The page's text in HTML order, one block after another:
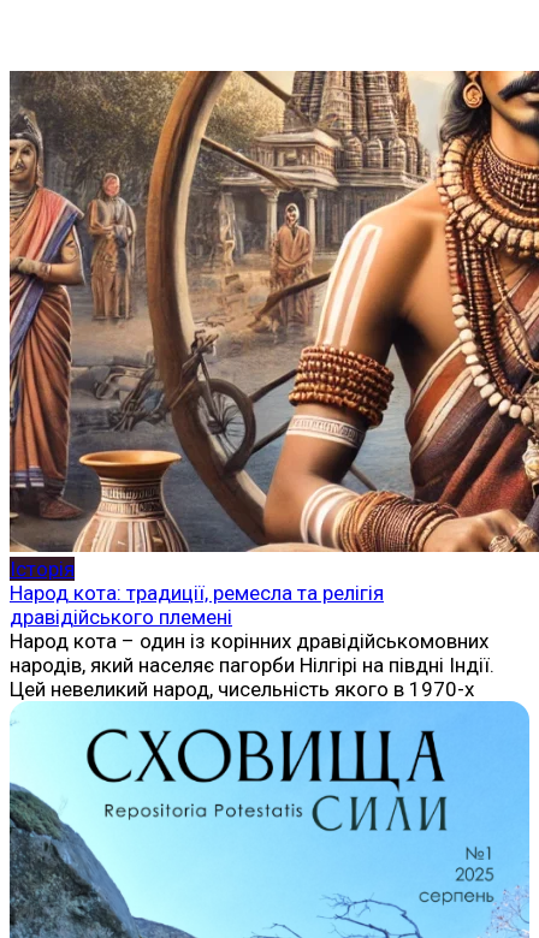
Історія
Народ кота: традиції, ремесла та релігія
дравідійського племені
Народ кота – один із корінних дравідійськомовних
народів, який населяє пагорби Нілгірі на півдні Індії.
Цей невеликий народ, чисельність якого в 1970-х